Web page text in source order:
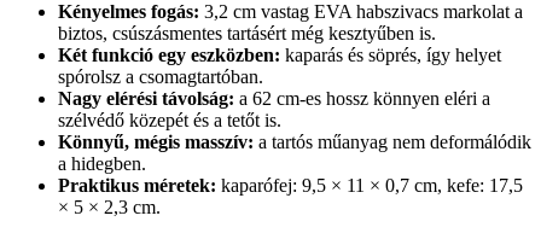
Kényelmes fogás: 3,2 cm vastag EVA habszivacs markolat a
biztos, csúszásmentes tartásért még kesztyűben is.
Két funkció egy eszközben: kaparás és söprés, így helyet
spórolsz a csomagtartóban.
Nagy elérési távolság: a 62 cm-es hossz könnyen eléri a
szélvédő közepét és a tetőt is.
Könnyű, mégis masszív: a tartós műanyag nem deformálódik
a hidegben.
Praktikus méretek: kaparófej: 9,5 × 11 × 0,7 cm, kefe: 17,5
× 5 × 2,3 cm.